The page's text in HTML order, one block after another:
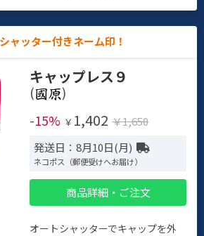
ャッター付きネーム印！
キャップレス９
(
)
-15% ￥ 1,402 ￥1,650
発送日：8月10日(月)
ネコポス（郵便受けへお届け）
商品詳細・ご注文
オートシャッターでキャップを外